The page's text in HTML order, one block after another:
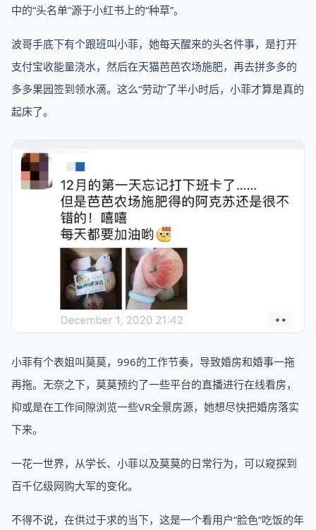
中的“头名单”源于小红书上的“种草”。
波哥手底下有个跟班叫小菲，她每天醒来的头名件事，是打开
支付宝收能量浇水，然后在天猫芭芭农场施肥，再去拼多多的
多多果园签到领水滴。这么“劳动”了半小时后，小菲才算是真的
起床了。
小菲有个表姐叫莫莫，996的工作节奏，导致婚房和婚事一拖
再拖。无奈之下，莫莫预约了一些平台的直播进行在线看房，
抑或是在工作间隙浏览一些VR全景房源，她想尽快把婚房落实
下来。
一花一世界，从学长、小菲以及莫莫的日常行为，可以窥探到
百千亿级网购大军的变化。
不得不说，在供过于求的当下，这是一个看用户“脸色”吃饭的年